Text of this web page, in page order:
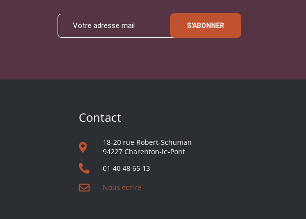
S'ABONNER
Contact
18-20 rue Robert-Schuman
94227 Charenton-le-Pont
01 40 48 65 13
Nous écrire